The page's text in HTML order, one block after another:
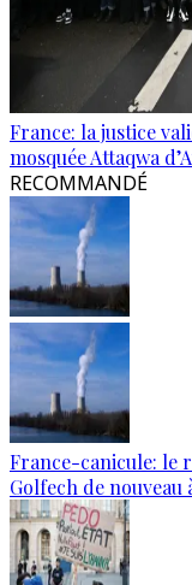
France: la justice
mosquée Attaqwa
RECOMMANDÉ
France-canicule: le
Golfech de